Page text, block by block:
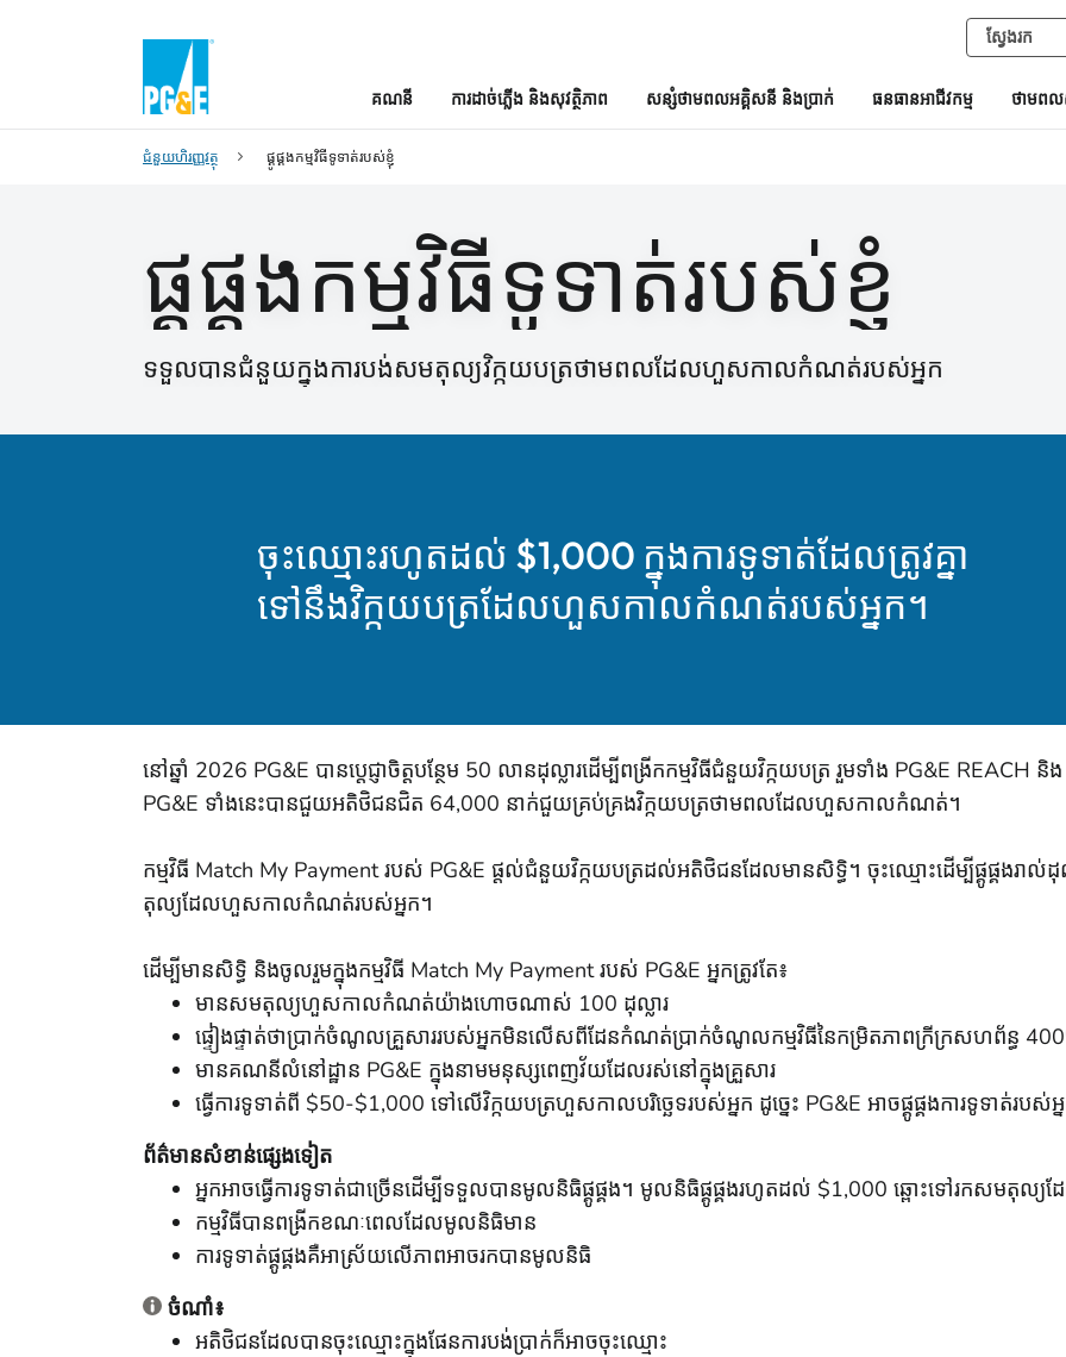
គណនី ការដាច់ភ្លើង និងសុវត្ថិភាព សន្សំថាមពលអគ្គិសនី និងប្រាក់ ធនធានអាជីវកម្ម ថាមពល
ជំនួយហិរញ្ញវត្ថុ ផ្គូផ្គងកម្មវិធីទូទាត់របស់ខ្ញុំ
ផ្គូផ្គងកម្មវិធីទូទាត់របស់ខ្ញុំ
ទទួលបានជំនួយក្នុងការបង់សមតុល្យវិក្កយបត្រថាមពលដែលហួសកាលកំណត់របស់អ្នក
ចុះឈ្មោះរហូតដល់ $1,000 ក្នុងការទូទាត់ដែលត្រូវគ្នា
ទៅនឹងវិក្កយបត្រដែលហួសកាលកំណត់របស់អ្នក។
នៅឆ្នាំ 2026 PG&E បានប្តេជ្ញាចិត្តបន្ថែម 50 លានដុល្លារដើម្បីពង្រីកកម្មវិធីជំនួយវិក្កយបត្រ រួមទាំង PG&E REACH
PG&E ទាំងនេះបានជួយអតិថិជនជិត 64,000 នាក់ជួយគ្រប់គ្រងវិក្កយបត្រថាមពលដែលហួសកាលកំណត់។
កម្មវិធី Match My Payment របស់ PG&E ផ្តល់ជំនួយវិក្កយបត្រដល់អតិថិជនដែលមានសិទ្ធិ។ ចុះឈ្មោះដើម្បីផ្គូផ្គងរា
តុល្យដែលហួសកាលកំណត់របស់អ្នក។
ដើម្បីមានសិទ្ធិ និងចូលរួមក្នុងកម្មវិធី Match My Payment របស់ PG&E អ្នកត្រូវតែ៖
មានសមតុល្យហួសកាលកំណត់យ៉ាងហោចណាស់ 100 ដុល្លារ
ផ្ទៀងផ្ទាត់ថាប្រាក់ចំណូលគ្រួសាររបស់អ្នកមិនលើសពីដែនកំណត់ប្រាក់ចំណូលកម្មវិធីនៃកម្រិតភាពក្រីក្រសហព័ន្ធ
មានគណនីលំនៅដ្ឋាន PG&E ក្នុងនាមមនុស្សពេញវ័យដែលរស់នៅក្នុងគ្រួសារ
ធ្វើការទូទាត់ពី $50-$1,000 ទៅលើវិក្កយបត្រហួសកាលបរិច្ឆេទរបស់អ្នក ដូច្នេះ PG&E អាចផ្គូផ្គងការទូទាត់របស់អ្
ព័ត៌មានសំខាន់ផ្សេងទៀត
អ្នកអាចធ្វើការទូទាត់ជាច្រើនដើម្បីទទួលបានមូលនិធិផ្គូផ្គង។ មូលនិធិផ្គូផ្គងរហូតដល់ $1,000 ឆ្ពោះទៅរកសម
កម្មវិធីបានពង្រីកខណៈពេលដែលមូលនិធិមាន
ការទូទាត់ផ្គូផ្គងគឺអាស្រ័យលើភាពអាចរកបានមូលនិធិ
ចំណាំ៖
អតិថិជនដែលបានចុះឈ្មោះក្នុងផែនការបង់ប្រាក់ក៏អាចចុះឈ្មោះ